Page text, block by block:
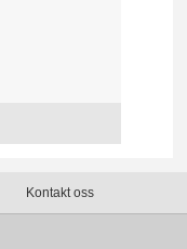
Kontakt oss